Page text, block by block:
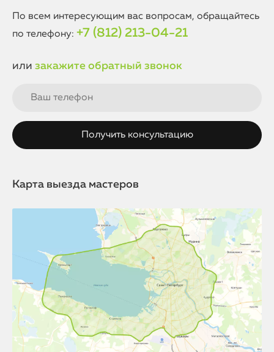
По всем интересующим вас вопросам, обращайтесь
по телефону: +7 (812) 213-04-21
или закажите обратный звонок
Карта выезда мастеров